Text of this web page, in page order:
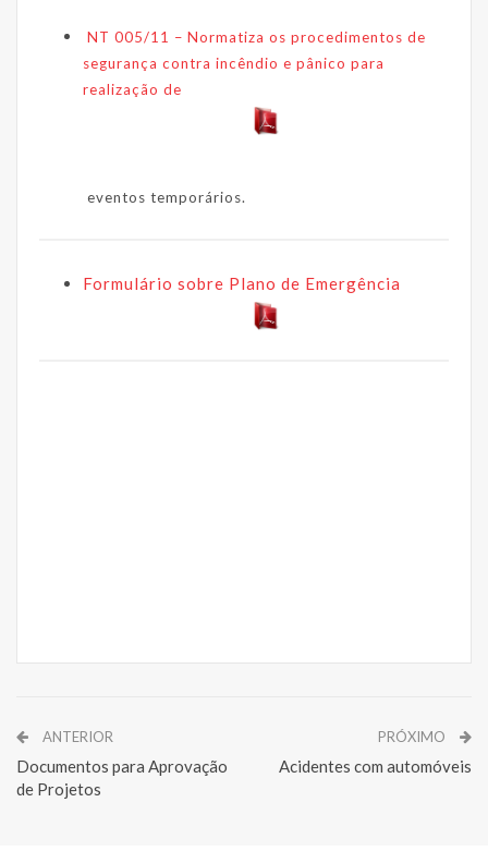
NT 005/11 – Normatiza os procedimentos de
segurança contra incêndio e pânico para
realização de
eventos temporários.
Formulário sobre Plano de Emergência
ANTERIOR
Documentos para Aprovação
de Projetos
PRÓXIMO
Acidentes com automóveis